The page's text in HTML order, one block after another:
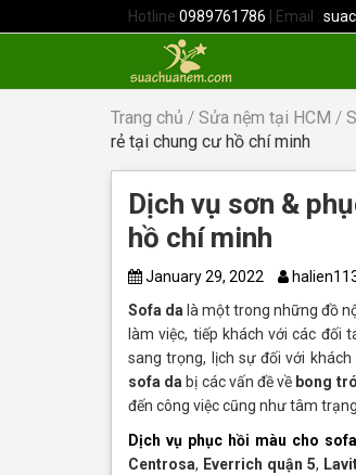
Hotline 0989761786 | Email :
Trang chủ / Sửa nệm tại HCM /
rẻ tại chung cư hồ chí minh
Dịch vụ sơn &
hồ chí minh
January 29, 2022
Sofa da là một trong những đồ
làm việc, tiếp khách với các đối
sang trọng, lịch sự đối với
sofa da bị các vấn đề về bong
đến công việc cũng như tâm
Dịch vụ phục hồi màu cho
Centrosa, Everrich quận 5,